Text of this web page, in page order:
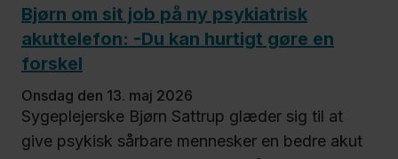
Bjørn om sit job på ny psykiatrisk
akuttelefon: -Du kan hurtigt gøre en
forskel
onsdag den 13. maj 2026
Sygeplejerske Bjørn Sattrup glæder sig til at
give psykisk sårbare mennesker en bedre akut